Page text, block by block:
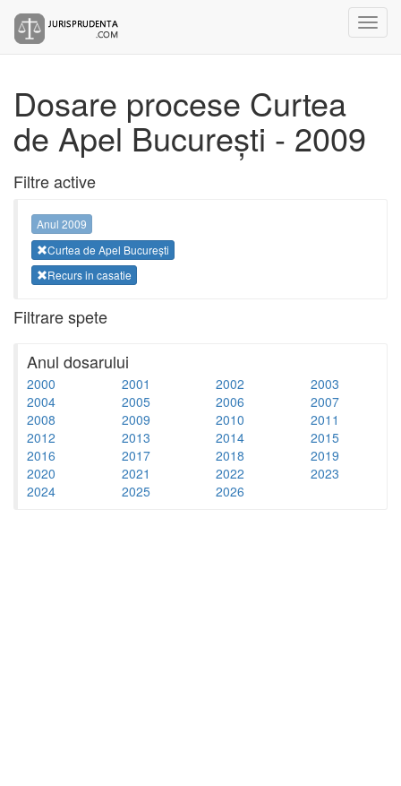
Dosare procese Curtea
de Apel București - 2009
Filtre active
Anul 2009
Curtea de Apel București
Recurs in casatie
Filtrare spete
Anul dosarului
2000 2001 2002
2003
2004
2005 2006
2007
2008
2009 2010
2011
2012
2013 2014
2015
2016
2017 2018
2019
2020
2021 2022
2023
2024
2025 2026